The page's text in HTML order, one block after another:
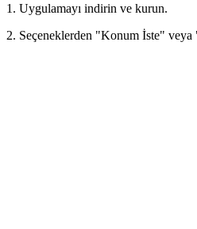
1. Uygulamayı indirin ve kurun.
2. Seçeneklerden "Konum İste" veya